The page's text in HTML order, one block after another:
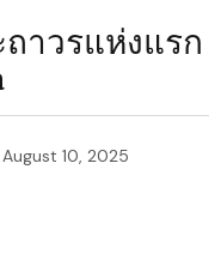
าวรแห่งแรก
August 10, 2025